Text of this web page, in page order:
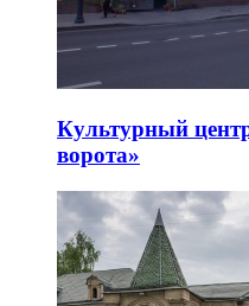
Культурный
ворота»